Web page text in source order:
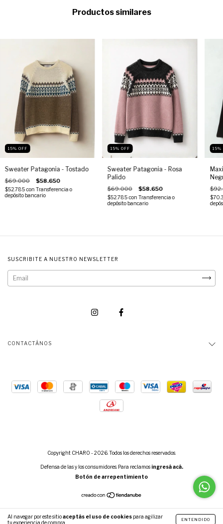
Al navegar por este sitioaceptás el uso de cookies para agilizar
tu experiencia de compra.
ENTENDIDO
Productos similares
15% OFF
Sweater Patagonia - Tostado
$69.000 $58.650
$52.785con Transferencia o
depósito bancario
15% OFF
Sweater Patagonia - Rosa
Palido
$69.000 $58.650
$52.785con Transferencia o
depósito bancario
15%
SUSCRIBITE A NUESTRO NEWSLETTER
CONTACTÁNOS
Copyright CHARO - 2026. Todos los derechos reservados.
Defensa de las y los consumidores. Para reclamos ingresá acá.
Botón de arrepentimiento